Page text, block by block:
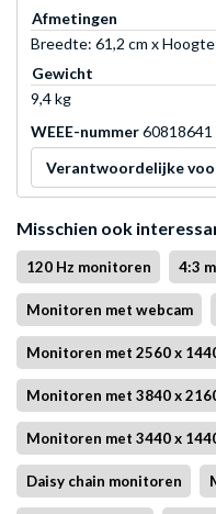
Afmetingen
Breedte: 61,2 cm x
Gewicht
9,4 kg
WEEE-nummer60818641
Verantwoordelijke
Misschien ook
120 Hz monitoren 4:3
Monitoren met webcam
Monitoren met 2560 x
Monitoren met 3840 x
Monitoren met 3440 x
Daisy chain monitoren